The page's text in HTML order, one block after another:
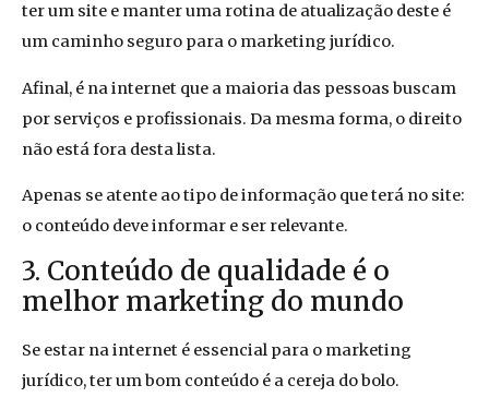
ter um site e manter uma rotina de atualização deste é
um caminho seguro para o marketing jurídico.
Afinal, é na internet que a maioria das pessoas buscam
por serviços e profissionais. Da mesma forma, o direito
não está fora desta lista.
Apenas se atente ao tipo de informação que terá no site:
o conteúdo deve informar e ser relevante.
3. Conteúdo de qualidade é o
melhor marketing do mundo
Se estar na internet é essencial para o marketing
jurídico, ter um bom conteúdo é a cereja do bolo.